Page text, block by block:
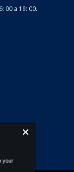
your
00 a 19: 00.